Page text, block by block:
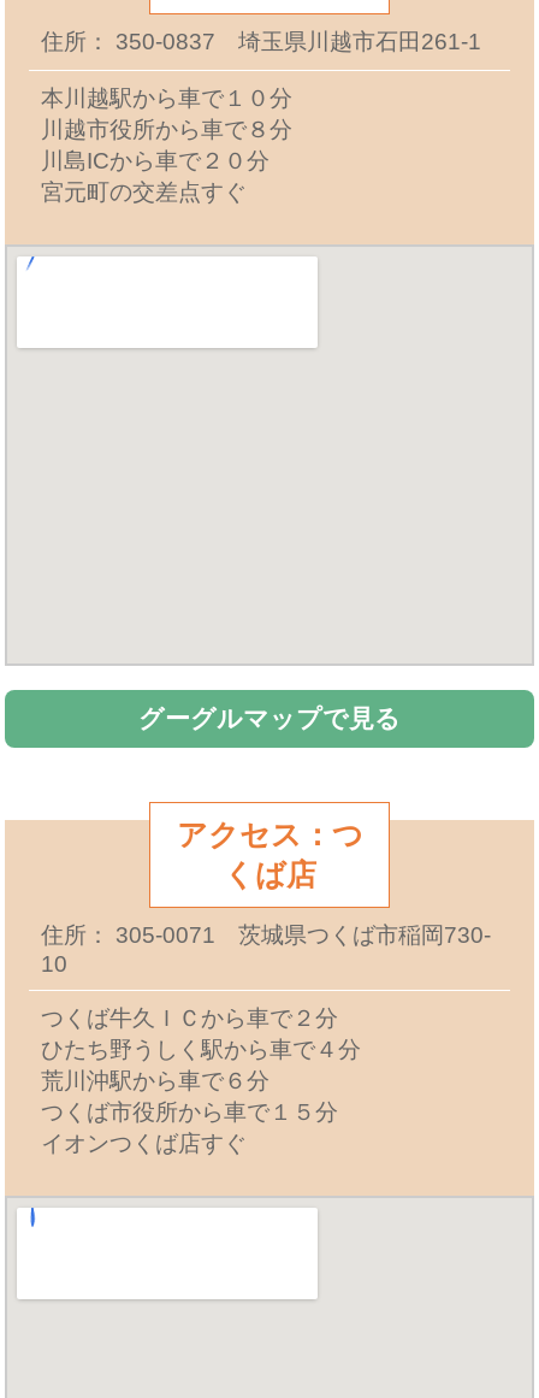
住所： 350-0837 埼玉県川越市石田261-1
本川越駅から車で１０分
川越市役所から車で８分
川島ICから車で２０分
宮元町の交差点すぐ
グーグルマップで見る
アクセス：つ
くば店
住所： 305-0071 茨城県つくば市稲岡730-
10
つくば牛久ＩＣから車で２分
ひたち野うしく駅から車で４分
荒川沖駅から車で６分
つくば市役所から車で１５分
イオンつくば店すぐ